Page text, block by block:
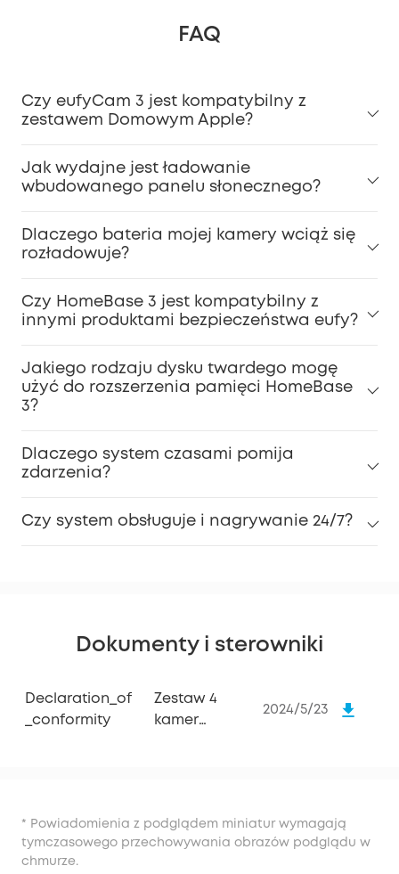
FAQ
Czy eufyCam 3 jest kompatybilny z
zestawem Domowym Apple?
Jak wydajne jest ładowanie
wbudowanego panelu słonecznego?
Dlaczego bateria mojej kamery wciąż się
rozładowuje?
Czy HomeBase 3 jest kompatybilny z
innymi produktami bezpieczeństwa eufy?
Jakiego rodzaju dysku twardego mogę
użyć do rozszerzenia pamięci HomeBase
3?
Dlaczego system czasami pomija
zdarzenia?
Czy system obsługuje i nagrywanie 24/7?
Dokumenty i sterowniki
Declaration_of
_conformity
Zestaw 4
kamer
2024/5/23
* Powiadomienia z podglądem miniatur wymagają
tymczasowego przechowywania obrazów podglądu w
chmurze.